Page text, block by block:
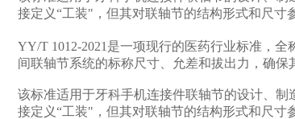
接定义“工装"，但其对联轴节的结构形式和尺寸
YY/T 1012-2021‌是一项现行的医药行业标准，
间联轴节系统的‌标称尺寸、允差和拔出力‌，确保
该标准适用于牙科手机连接件联轴节的设计、
接定义“工装"，但其对联轴节的结构形式和尺寸